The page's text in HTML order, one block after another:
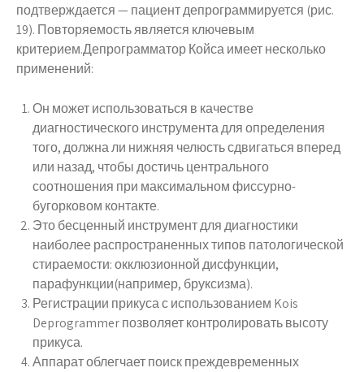
подтверждается — пациент депрограммируется (рис.
19). Повторяемость является ключевым
критерием.Депрограмматор Койса имеет несколько
применений:
Он может использоваться в качестве
диагностического инструмента для определения
того, должна ли нижняя челюсть сдвигаться вперед
или назад, чтобы достичь центрального
соотношения при максимальном фиссурно-
бугорковом контакте.
Это бесценный инструмент для диагностики
наиболее распространенных типов патологической
стираемости: окклюзионной дисфункции,
парафункции(например, бруксизма).
Регистрации прикуса с использованием Kois
Deprogrammer позволяет контролировать высоту
прикуса.
Аппарат облегчает поиск преждевременных